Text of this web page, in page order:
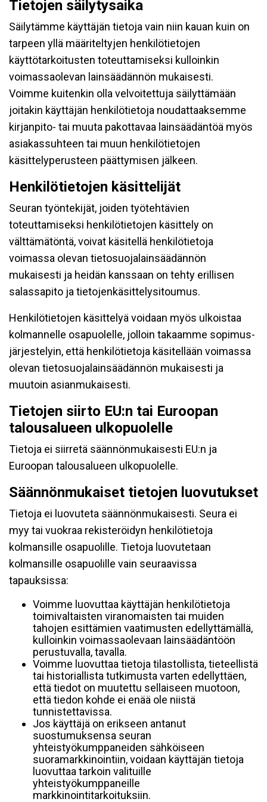
Tietojen säilytysaika
Säilytämme käyttäjän tietoja vain niin kauan kuin on
tarpeen yllä määriteltyjen henkilötietojen
käyttötarkoitusten toteuttamiseksi kulloinkin
voimassaolevan lainsäädännön mukaisesti.
Voimme kuitenkin olla velvoitettuja säilyttämään
joitakin käyttäjän henkilötietoja noudattaaksemme
kirjanpito- tai muuta pakottavaa lainsäädäntöä myös
asiakassuhteen tai muun henkilötietojen
käsittelyperusteen päättymisen jälkeen.
Henkilötietojen käsittelijät
Seuran työntekijät, joiden työtehtävien
toteuttamiseksi henkilötietojen käsittely on
välttämätöntä, voivat käsitellä henkilötietoja
voimassa olevan tietosuojalainsäädännön
mukaisesti ja heidän kanssaan on tehty erillisen
salassapito ja tietojenkäsittelysitoumus.
Henkilötietojen käsittelyä voidaan myös ulkoistaa
kolmannelle osapuolelle, jolloin takaamme sopimus-
järjestelyin, että henkilötietoja käsitellään voimassa
olevan tietosuojalainsäädännön mukaisesti ja
muutoin asianmukaisesti.
Tietojen siirto EU:n tai Euroopan
talousalueen ulkopuolelle
Tietoja ei siirretä säännönmukaisesti EU:n ja
Euroopan talousalueen ulkopuolelle.
Säännönmukaiset tietojen luovutukset
Tietoja ei luovuteta säännönmukaisesti. Seura ei
myy tai vuokraa rekisteröidyn henkilötietoja
kolmansille osapuolille. Tietoja luovutetaan
kolmansille osapuolille vain seuraavissa
tapauksissa:
Voimme luovuttaa käyttäjän henkilötietoja
toimivaltaisten viranomaisten tai muiden
tahojen esittämien vaatimusten edellyttämällä,
kulloinkin voimassaolevaan lainsäädäntöön
perustuvalla, tavalla.
Voimme luovuttaa tietoja tilastollista, tieteellistä
tai historiallista tutkimusta varten edellyttäen,
että tiedot on muutettu sellaiseen muotoon,
että tiedon kohde ei enää ole niistä
tunnistettavissa.
Jos käyttäjä on erikseen antanut
suostumuksensa seuran
yhteistyökumppaneiden sähköiseen
suoramarkkinointiin, voidaan käyttäjän tietoja
luovuttaa tarkoin valituille
yhteistyökumppaneille
markkinointitarkoituksiin.